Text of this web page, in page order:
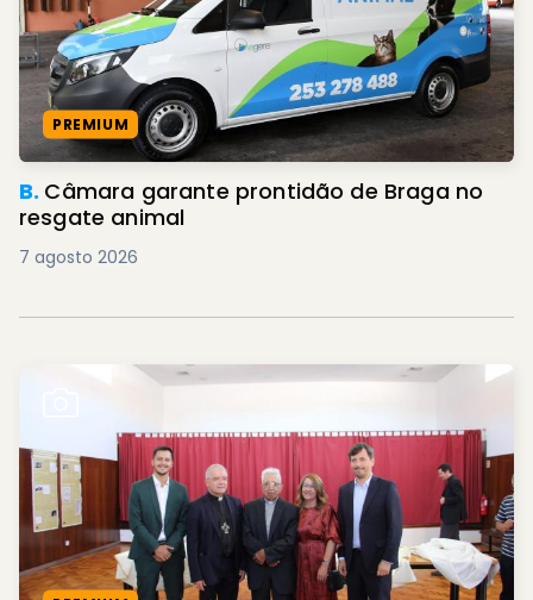
PREMIUM
B. Câmara garante prontidão de Braga no
resgate animal
7 agosto 2026